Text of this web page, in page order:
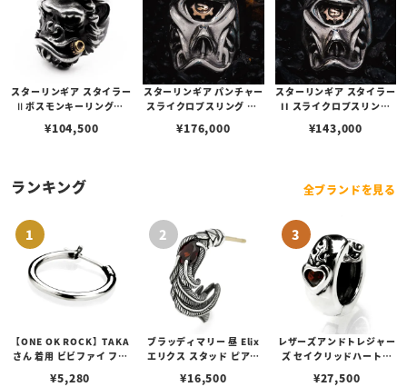
スターリンギア スタイラー
Ⅱボスモンキーリングw/
¥104,500
スターリンギア パンチャー
スライクロプスリング w/
¥176,000
スターリンギア スタイラー
II スライクロプスリング
¥143,000
ランキング 全ブランドを見る
【ONE OK ROCK】TAKA
さん 着用 ビビファイ フー
¥5,280
ブラッディマリー 昼 Elix
エリクス スタッド ピアス
¥16,500
レザーズアンドトレジャー
ズ セイクリッドハートピ
¥27,500